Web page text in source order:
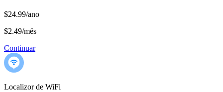
$24.99/ano
$2.49/mês
Continuar
Localizor de WiFi